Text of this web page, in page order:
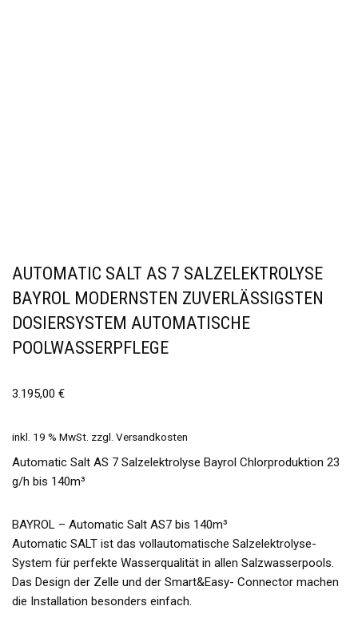
AUTOMATIC SALT AS 7 SALZELEKTROLYSE
BAYROL MODERNSTEN ZUVERLÄSSIGSTEN
DOSIERSYSTEM AUTOMATISCHE
POOLWASSERPFLEGE
3.195,00 €
inkl. 19 % MwSt. zzgl. Versandkosten
Automatic Salt AS 7 Salzelektrolyse Bayrol Chlorproduktion 23
g/h bis 140m³
BAYROL – Automatic Salt AS7 bis 140m³
Automatic SALT ist das vollautomatische Salzelektrolyse-
System für perfekte Wasserqualität in allen Salzwasserpools.
Das Design der Zelle und der Smart&Easy- Connector machen
die Installation besonders einfach.